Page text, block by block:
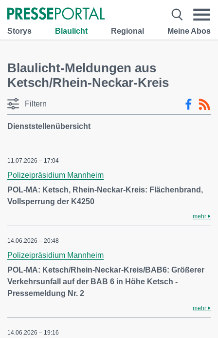
Storys Blaulicht Regional Meine Abos
Blaulicht-Meldungen aus
Ketsch/Rhein-Neckar-Kreis
Filtern
Dienststellenübersicht
11.07.2026 – 17:04
Polizeipräsidium Mannheim
POL-MA: Ketsch, Rhein-Neckar-Kreis: Flächenbrand,
Vollsperrung der K4250
mehr
14.06.2026 – 20:48
Polizeipräsidium Mannheim
POL-MA: Ketsch/Rhein-Neckar-Kreis/BAB6: Größerer
Verkehrsunfall auf der BAB 6 in Höhe Ketsch -
Pressemeldung Nr. 2
mehr
14.06.2026 – 19:16